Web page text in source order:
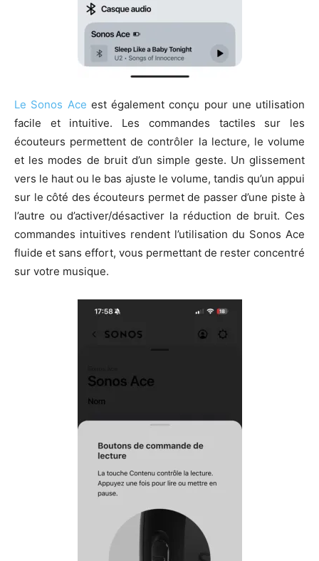
Le Sonos Ace est également conçu pour une utilisation
facile et intuitive. Les commandes tactiles sur les
écouteurs permettent de contrôler la lecture, le volume
et les modes de bruit d’un simple geste. Un glissement
vers le haut ou le bas ajuste le volume, tandis qu’un appui
sur le côté des écouteurs permet de passer d’une piste à
l’autre ou d’activer/désactiver la réduction de bruit. Ces
commandes intuitives rendent l’utilisation du Sonos Ace
fluide et sans effort, vous permettant de rester concentré
sur votre musique.